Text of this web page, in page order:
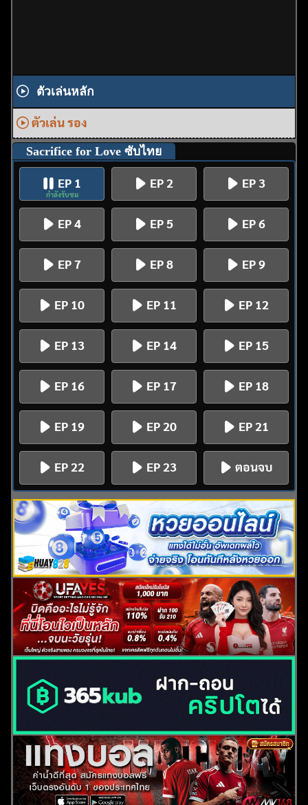
ตัวเล่นหลัก
ตัวเล่น รอง
Sacrifice for Love ซับไทย
EP 1
กำลังรับชม
EP 2 EP 3
EP 4 EP 5 EP 6
EP 7 EP 8 EP 9
EP 10 EP 11 EP 12
EP 13 EP 14 EP 15
EP 16 EP 17 EP 18
EP 19 EP 20 EP 21
EP 22 EP 23 ตอนจบ